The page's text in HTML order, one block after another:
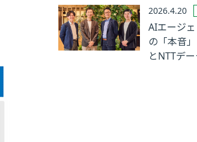
2026.4.20
AIエージ
の「本音
とNTTデ